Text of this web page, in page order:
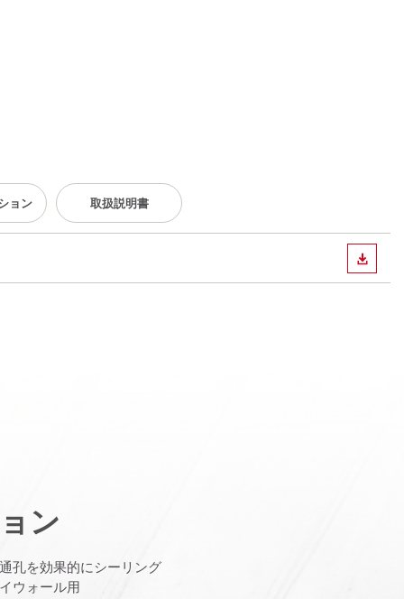
ョン 取扱説明書
ダウン
ン
孔を効果的にシーリング
ウォール用